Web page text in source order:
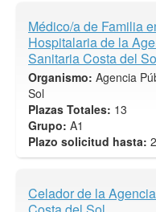
Médico/a de Familia
Hospitalaria de la
Sanitaria Costa del
Organismo: Agencia
Sol
Plazas Totales: 13
Grupo: A1
Plazo solicitud hasta:
Celador de la